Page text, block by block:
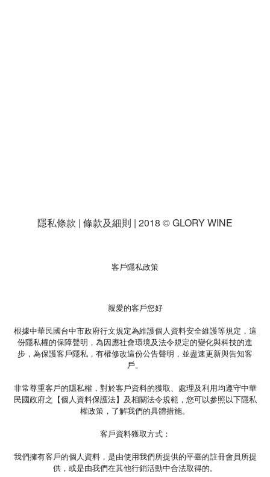
隱私條款 | 條款及細則 | 2018 © GLORY WINE
客戶隱私政策
親愛的客戶您好
根據中華民國台中市政府行文規定為維護個人資料安全維護等規定，這
份隱私權的保障聲明，為因應社會環境及法令規定的變化與科技的進
步，為保護客戶隱私，有權修改這份公告聲明，並盡速更新與告知客
戶。
非常尊重客戶的隱私權，對於客戶資料的獲取、處理及利用均遵守中華
民國政府之【個人資料保護法】及相關法令規範，您可以參照以下隱私
權政策，了解我們的具體措施。
客戶資料獲取方式：
我們擁有客戶的個人資料，是由使用我們所提供的平臺的註冊會員所提
供，或是由我們在其他行銷活動中合法取得的。